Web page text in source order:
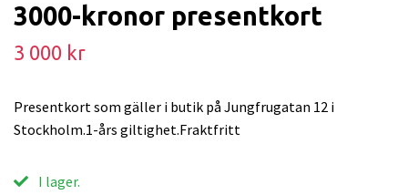
3000-kronor presentkort
3 000 kr
Presentkort som gäller i butik på Jungfrugatan 12 i
Stockholm.1-års giltighet.Fraktfritt
I lager.